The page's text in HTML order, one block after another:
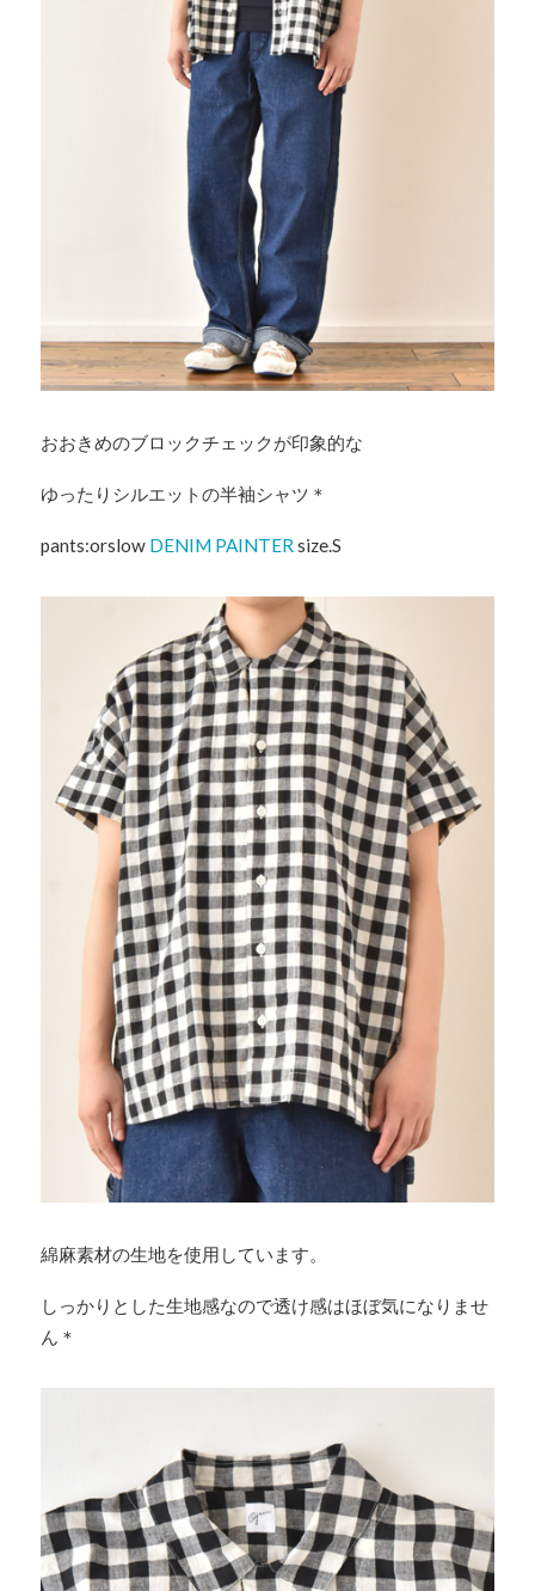
おおきめのブロックチェックが印象的な
ゆったりシルエットの半袖シャツ＊
pants:orslow DENIM PAINTERsize.S
綿麻素材の生地を使用しています。
しっかりとした生地感なので透け感はほぼ気になりませ
ん＊